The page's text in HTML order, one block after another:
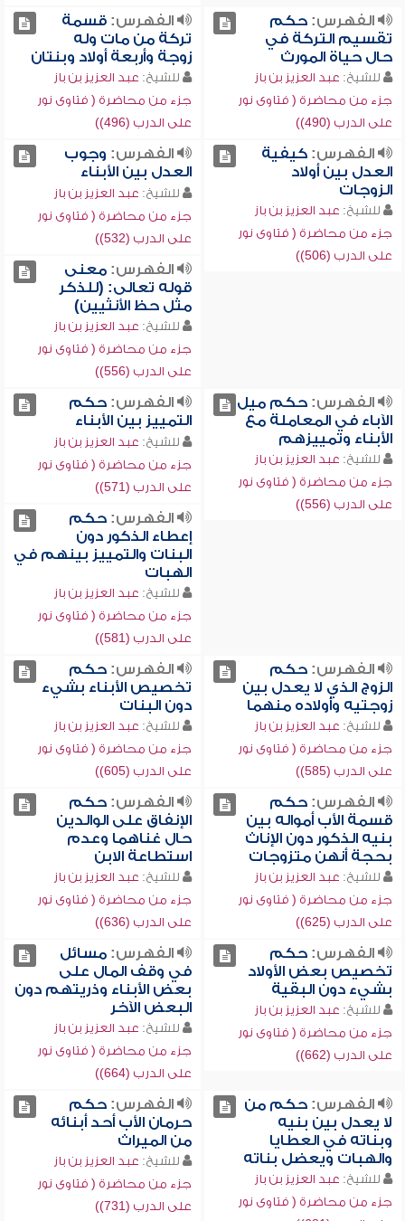
الفهرس:حكم
تقسيم التركة في
حال حياة المورث
للشيخ: عبد العزيز بن باز
جزء من محاضرة ( فتاوى نور
على الدرب (490))
الفهرس:قسمة
تركة من مات وله
زوجة وأربعة أولاد وبنتان
للشيخ: عبد العزيز بن باز
جزء من محاضرة ( فتاوى نور
على الدرب (496))
الفهرس:كيفية
العدل بين أولاد
الزوجات
للشيخ: عبد العزيز بن باز
جزء من محاضرة ( فتاوى نور
على الدرب (506))
الفهرس: وجوب
العدل بين الأبناء
للشيخ: عبد العزيز بن باز
جزء من محاضرة ( فتاوى نور
على الدرب (532))
الفهرس:معنى
قوله تعالى: (للذكر
مثل حظ الأنثيين)
للشيخ: عبد العزيز بن باز
جزء من محاضرة ( فتاوى نور
على الدرب (556))
الفهرس:حكم ميل
الآباء في المعاملة مع
الأبناء وتمييزهم
للشيخ: عبد العزيز بن باز
جزء من محاضرة ( فتاوى نور
على الدرب (556))
الفهرس:حكم
التمييز بين الأبناء
للشيخ: عبد العزيز بن باز
جزء من محاضرة ( فتاوى نور
على الدرب (571))
الفهرس:حكم
إعطاء الذكور دون
البنات والتمييز بينهم في
الهبات
للشيخ: عبد العزيز بن باز
جزء من محاضرة ( فتاوى نور
على الدرب (581))
الفهرس:حكم
الزوج الذي لا يعدل بين
زوجتيه وأولاده منهما
للشيخ: عبد العزيز بن باز
جزء من محاضرة ( فتاوى نور
على الدرب (585))
الفهرس:حكم
تخصيص الأبناء بشيء
دون البنات
للشيخ: عبد العزيز بن باز
جزء من محاضرة ( فتاوى نور
على الدرب (605))
الفهرس:حكم
قسمة الأب أمواله بين
بنيه الذكور دون الإناث
بحجة أنهن متزوجات
للشيخ: عبد العزيز بن باز
جزء من محاضرة ( فتاوى نور
على الدرب (625))
الفهرس:حكم
الإنفاق على الوالدين
حال غناهما وعدم
استطاعة الابن
للشيخ: عبد العزيز بن باز
جزء من محاضرة ( فتاوى نور
على الدرب (636))
الفهرس:حكم
تخصيص بعض الأولاد
بشيء دون البقية
للشيخ: عبد العزيز بن باز
جزء من محاضرة ( فتاوى نور
على الدرب (662))
الفهرس:مسائل
في وقف المال على
بعض الأبناء وذريتهم دون
البعض الآخر
للشيخ: عبد العزيز بن باز
جزء من محاضرة ( فتاوى نور
على الدرب (664))
الفهرس:حكم من
لا يعدل بين بنيه
وبناته في العطايا
والهبات ويعضل بناته
للشيخ: عبد العزيز بن باز
جزء من محاضرة ( فتاوى نور
الفهرس:حكم
حرمان الأب أحد أبنائه
من الميراث
للشيخ: عبد العزيز بن باز
جزء من محاضرة ( فتاوى نور
على الدرب (731))